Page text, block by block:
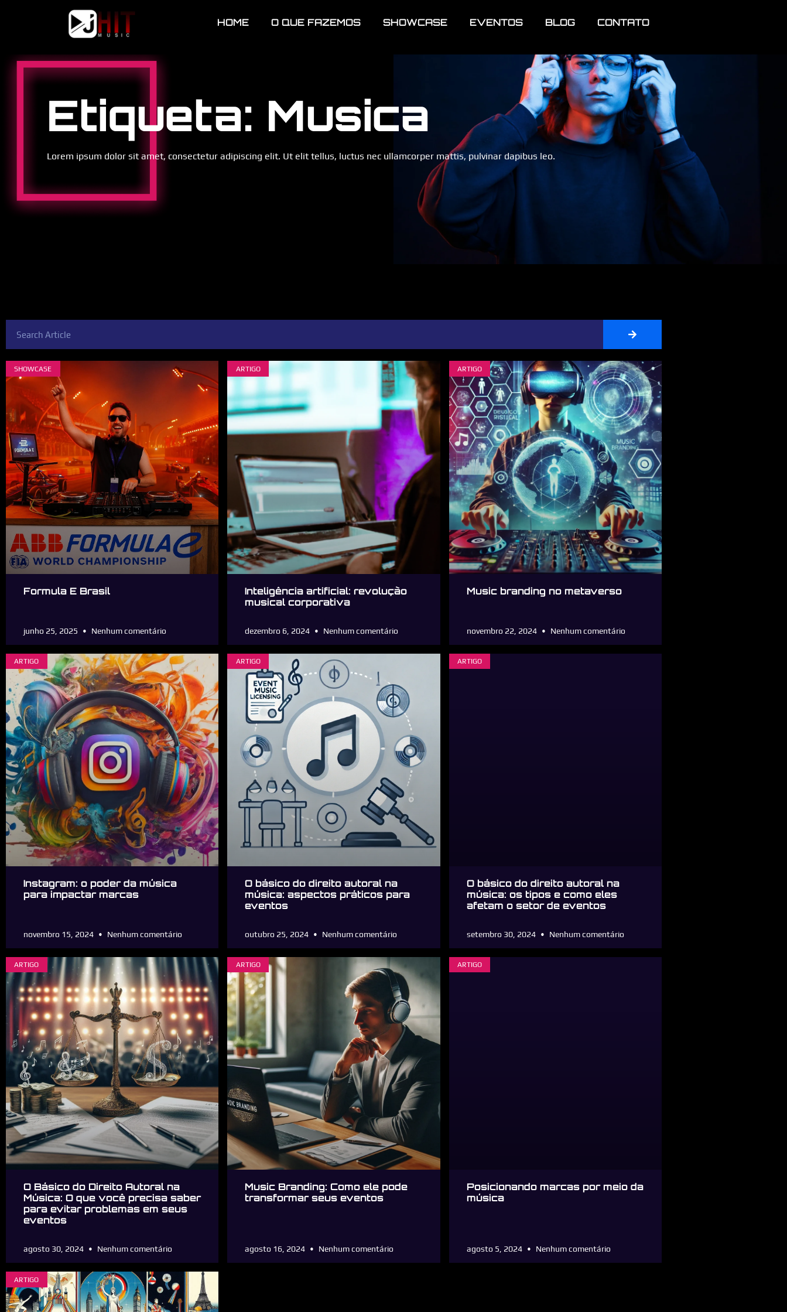
HOME O QUE FAZEMOS SHOWCASE EVENTOS BLOG CONTATO
Etiqueta: Musica
Lorem ipsum dolor sit amet, consectetur adipiscing elit. Ut elit tellus, luctus nec ullamcorper mattis, pulvinar dapibus leo.
SHOWCASE
Formula E Brasil
junho 25, 2025 Nenhum comentário
ARTIGO
Inteligência artificial: revolução
musical corporativa
dezembro 6, 2024 Nenhum comentário
ARTIGO
Music branding no metaverso
novembro 22, 2024 Nenhum comentário
ARTIGO
Instagram: o poder da música
para impactar marcas
novembro 15, 2024 Nenhum comentário
ARTIGO
O básico do direito autoral na
música: aspectos práticos para
eventos
outubro 25, 2024 Nenhum comentário
ARTIGO
O básico do direito autoral na
música: os tipos e como eles
afetam o setor de eventos
setembro 30, 2024 Nenhum comentário
ARTIGO
O Básico do Direito Autoral na
Música: O que você precisa saber
para evitar problemas em seus
eventos
agosto 30, 2024 Nenhum comentário
ARTIGO
Music Branding: Como ele pode
transformar seus eventos
agosto 16, 2024 Nenhum comentário
ARTIGO
Posicionando marcas por meio da
música
agosto 5, 2024 Nenhum comentário
ARTIGO